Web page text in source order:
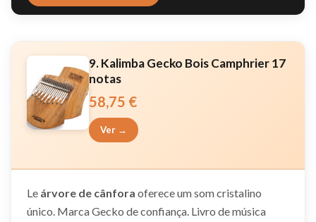
9. Kalimba Gecko Bois Camphrier 17
notas
58,75 €
Ver →
Le árvore de cânfora oferece um som cristalino
único. Marca Gecko de confiança. Livro de música